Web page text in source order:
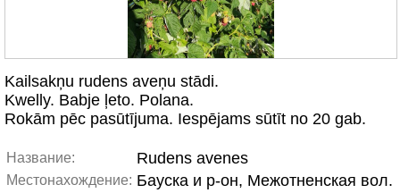
Kailsakņu rudens aveņu stādi.
Kwelly. Babje ļeto. Polana.
Rokām pēc pasūtījuma. Iespējams sūtīt no 20 gab.
Название: Rudens avenes
Местонахождение: Бауска и р-он, Межотненская вол.